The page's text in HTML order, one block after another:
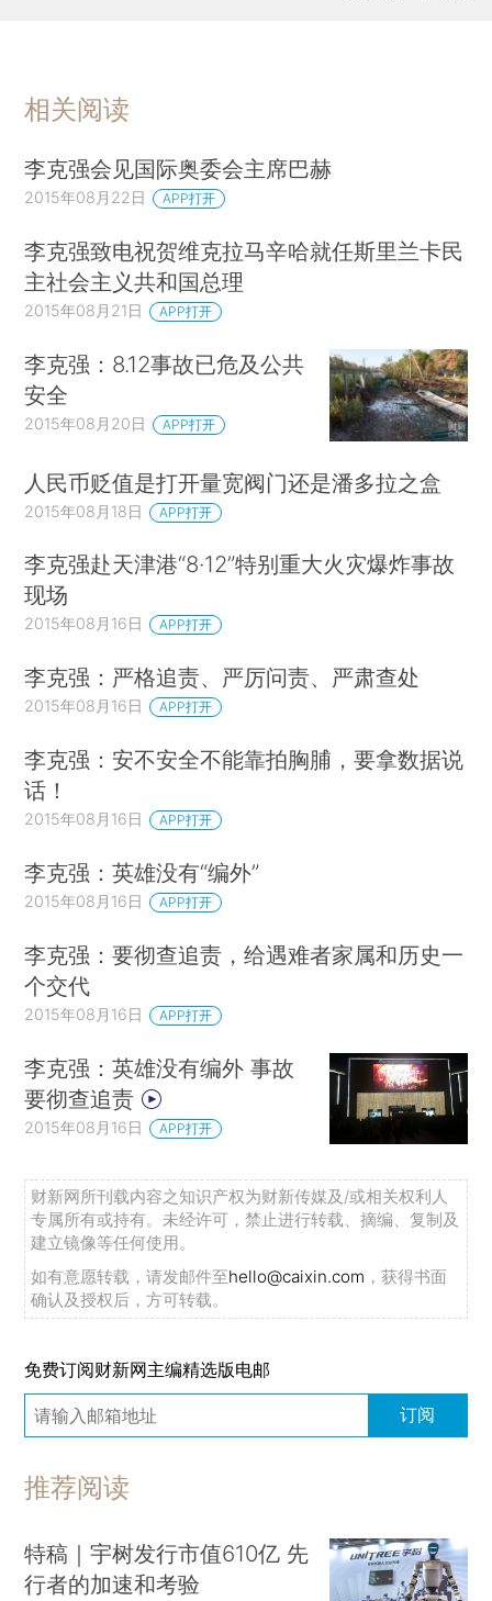
相关阅读
李克强会见国际奥委会主席巴赫
2015年08月22日 APP打开
李克强致电祝贺维克拉马辛哈就任斯里兰卡民
主社会主义共和国总理
2015年08月21日 APP打开
李克强：8.12事故已危及公共
安全
2015年08月20日 APP打开
人民币贬值是打开量宽阀门还是潘多拉之盒
2015年08月18日 APP打开
李克强赴天津港“8·12”特别重大火灾爆炸事故
现场
2015年08月16日 APP打开
李克强：严格追责、严厉问责、严肃查处
2015年08月16日 APP打开
李克强：安不安全不能靠拍胸脯，要拿数据说
话！
2015年08月16日 APP打开
李克强：英雄没有“编外”
2015年08月16日 APP打开
李克强：要彻查追责，给遇难者家属和历史一
个交代
2015年08月16日 APP打开
李克强：英雄没有编外 事故
要彻查追责
2015年08月16日 APP打开
财新网所刊载内容之知识产权为财新传媒及/或相关权利人
专属所有或持有。未经许可，禁止进行转载、摘编、复制及
建立镜像等任何使用。
如有意愿转载，请发邮件至hello@caixin.com ，获得书面
确认及授权后，方可转载。
免费订阅财新网主编精选版电邮
订阅
推荐阅读
特稿｜宇树发行市值610亿 先
行者的加速和考验